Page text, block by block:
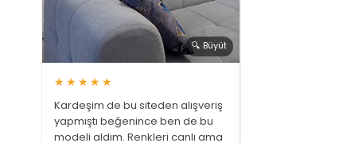
🔍 Büyüt
★★★★★
Kardeşim de bu siteden alışveriş
yapmıştı beğenince ben de bu
modeli aldım. Renkleri canlı ama